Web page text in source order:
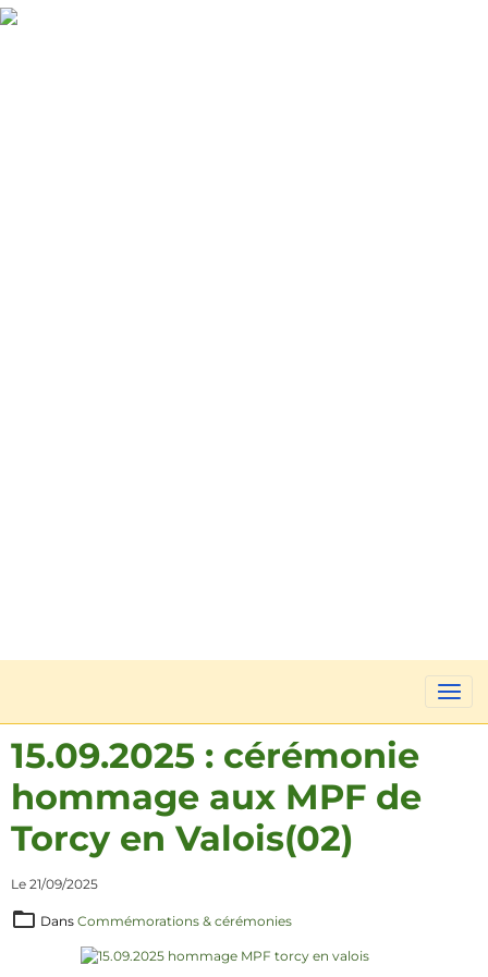
15.09.2025 : cérémonie
hommage aux MPF de
Torcy en Valois(02)
Le 21/09/2025
Dans Commémorations & cérémonies